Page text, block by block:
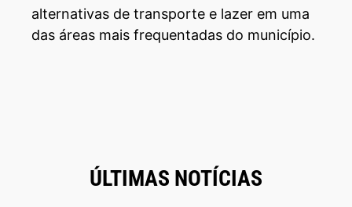
alternativas de transporte e lazer em uma
das áreas mais frequentadas do município.
ÚLTIMAS NOTÍCIAS